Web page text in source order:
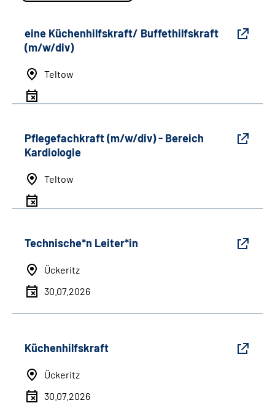
eine Küchenhilfskraft/ Buffethilfskraft
(m/w/div)
Teltow
Pflegefachkraft (m/w/div) - Bereich
Kardiologie
Teltow
Technische*n Leiter*in
Ückeritz
30.07.2026
Küchenhilfskraft
Ückeritz
30.07.2026